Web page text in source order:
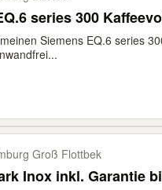
series 300
Siemens EQ.6 series
Groß Flottbek
Inox inkl. Garantie